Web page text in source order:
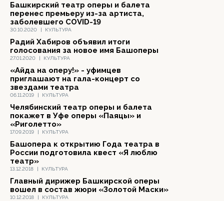
30.10.2020 | КУЛЬТУРА
Башкирский театр оперы и балета
перенес премьеру из-за артиста,
заболевшего COVID-19
27.01.2020 | КУЛЬТУРА
Радий Хабиров объявил итоги
голосования за новое имя Башоперы
06.11.2019 | КУЛЬТУРА
«Айда на оперу!» - уфимцев
приглашают на гала-концерт со
звездами театра
17.09.2019 | КУЛЬТУРА
Челябинский театр оперы и балета
покажет в Уфе оперы «Паяцы» и
«Риголетто»
13.12.2018 | КУЛЬТУРА
Башопера к открытию Года театра в
России подготовила квест «Я люблю
театр»
10.12.2018 | КУЛЬТУРА
Главный дирижер Башкирской оперы
вошел в состав жюри «Золотой Маски»